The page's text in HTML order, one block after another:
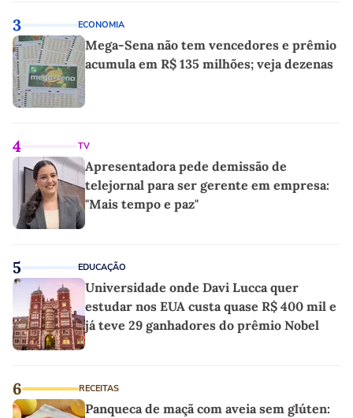
3 ECONOMIA
Mega-Sena não tem vencedores e prêmio
acumula em R$ 135 milhões; veja dezenas
4 TV
Apresentadora pede demissão de
telejornal para ser gerente em empresa:
"Mais tempo e paz"
5 EDUCAÇÃO
Universidade onde Davi Lucca quer
estudar nos EUA custa quase R$ 400 mil e
já teve 29 ganhadores do prêmio Nobel
6 RECEITAS
Panqueca de maçã com aveia sem glúten: